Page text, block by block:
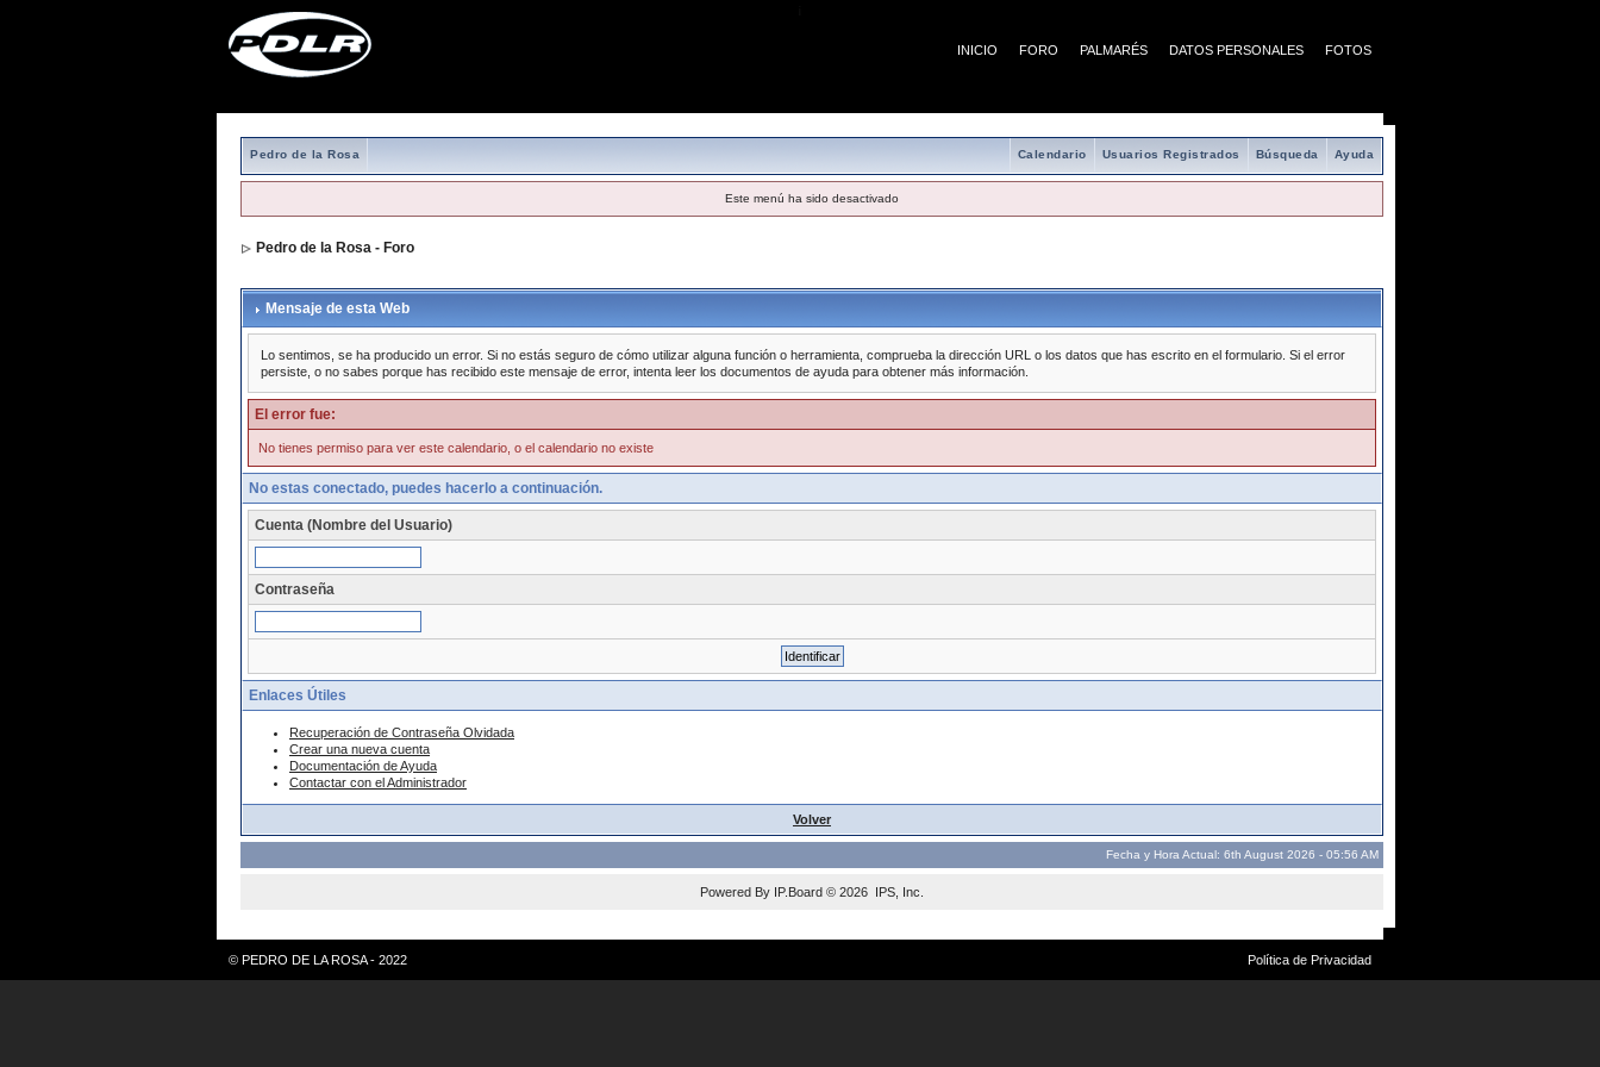
INICIO FORO PALMARÉS DATOS PERSONALES FOTOS
Pedro de la Rosa Ayuda
Búsqueda
Usuarios Registrados
Calendario
Este menú ha sido desactivado
Pedro de la Rosa - Foro
Mensaje de esta Web
Lo sentimos, se ha producido un error. Si no estás seguro de cómo utilizar alguna función o herramienta, comprueba la dirección URL o los datos que has escrito en el formulario. Si el error
persiste, o no sabes porque has recibido este mensaje de error, intenta leer los documentos de ayuda para obtener más información.
El error fue:
No tienes permiso para ver este calendario, o el calendario no existe
No estas conectado, puedes hacerlo a continuación.
Cuenta (Nombre del Usuario)
Contraseña
Enlaces Útiles
Recuperación de Contraseña Olvidada
Crear una nueva cuenta
Documentación de Ayuda
Contactar con el Administrador
Volver
Fecha y Hora Actual: 6th August 2026 - 05:56 AM
Powered By IP.Board © 2026 IPS, Inc
© PEDRO DE LA ROSA - 2022 Política de Privacidad